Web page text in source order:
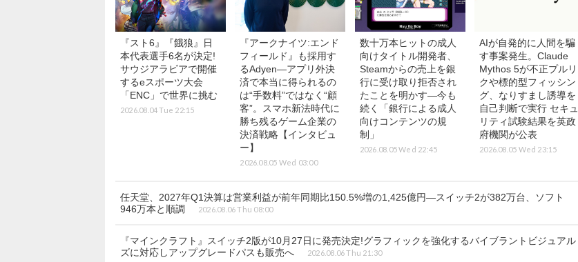
『スト6』『餓狼』日
本代表選手6名が決定!
サウジアラビアで開催
するeスポーツ大会
「ENC」で世界に挑む
2026.08.04 Tue 22:15
『アークナイツ:エンド
フィールド』も採用す
るAdyen―アプリ外決
済で本当に得られるの
は“手数料”ではなく“顧
客”。スマホ新法時代に
勝ち残るゲーム企業の
決済戦略【インタビュ
ー】
2026.08.05 Wed 03:00
数十万本ヒットの成人
向けタイトル開発者、
Steamからの売上を銀
行に受け取り拒否され
たことを明かす―今も
続く「銀行による成人
向けコンテンツの規
制」
2026.08.05 Wed 22:45
AIが自発的に人間を騙
す事案発生。Claude
Mythos 5が不正プルリ
クや標的型フィッシン
グ、なりすまし誘導を
自己判断で実行 セキュ
リティ試験結果を英政
府機関が公表
2026.08.05 Wed 23:15
任天堂、2027年Q1決算は営業利益が前年同期比150.5%増の1,425億円―スイッチ2が382万台、ソフト
946万本と順調
2026.08.06 Thu 08:00
『マインクラフト』スイッチ2版が10月27日に発売決定!グラフィックを強化するバイブラントビジュアル
ズに対応しアップグレードパスも販売へ
2026.08.06 Thu 21:30